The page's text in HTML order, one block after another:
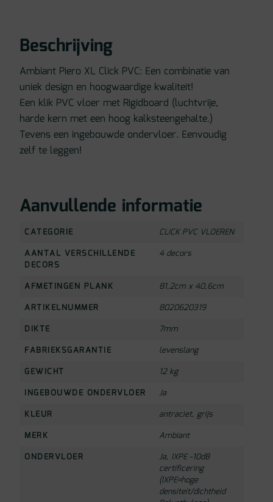
Beschrijving
Ambiant Piero XL Click PVC: Een combinatie van
uniek design en hoogwaardige kwaliteit!
Een klik PVC vloer met Rigidboard (luchtvrije,
harde kern met een hoog kalksteengehalte.)
Tevens een ingebouwde ondervloer. Eenvoudig
zelf te leggen!
Aanvullende informatie
CATEGORIE
CLICK PVC VLOEREN
AANTAL VERSCHILLENDE
DECORS
4 decors
AFMETINGEN PLANK
81,2cm x 40,6cm
ARTIKELNUMMER
8020620319
DIKTE
7mm
FABRIEKSGARANTIE
levenslang
GEWICHT
12 kg
INGEBOUWDE ONDERVLOER
Ja
KLEUR
antraciet,grijs
MERK
Ambiant
ONDERVLOER
Ja, IXPE -10dB
certificering
(IXPE=hoge
densiteit/dichtheid